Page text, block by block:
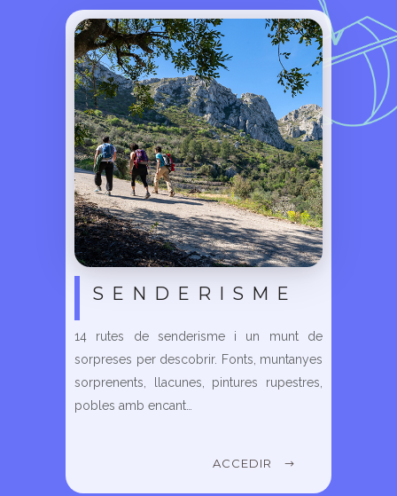
SENDERISME
14 rutes de senderisme i un munt de
sorpreses per descobrir. Fonts, muntanyes
sorprenents, llacunes, pintures rupestres,
pobles amb encant…
ACCEDIR